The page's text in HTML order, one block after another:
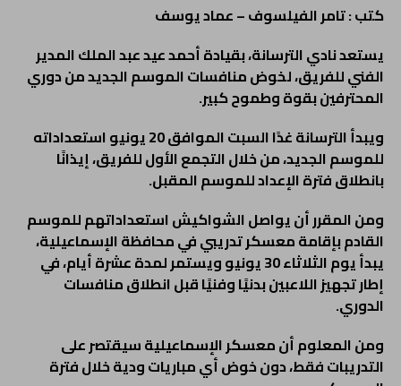
كتب : تامر الفيلسوف – عماد يوسف
يستعد نادي الترسانة، بقيادة أحمد عيد عبد الملك المدير
الفني للفريق، لخوض منافسات الموسم الجديد من دوري
المحترفين بقوة وطموح كبير.
ويبدأ الترسانة غدًا السبت الموافق 20 يونيو استعداداته
للموسم الجديد، من خلال التجمع الأول للفريق، إيذانًا
بانطلاق فترة الإعداد للموسم المقبل.
ومن المقرر أن يواصل الشواكيش استعداداتهم للموسم
القادم بإقامة معسكر تدريبي في محافظة الإسماعيلية،
يبدأ يوم الثلاثاء 30 يونيو ويستمر لمدة عشرة أيام، في
إطار تجهيز اللاعبين بدنيًا وفنيًا قبل انطلاق منافسات
الدوري.
ومن المعلوم أن معسكر الإسماعيلية سيقتصر على
التدريبات فقط، دون خوض أي مباريات ودية خلال فترة